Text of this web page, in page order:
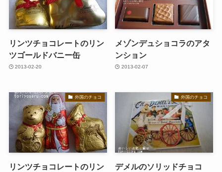
リンツチョコレートのリン
ツゴールドバニー缶
2013-02-20
メゾンデュショコラのアタ
ンション
2013-02-07
外国のチョコ
リンツチョコレートのリン
外国のチョコ
デメルのソリッドチョコ